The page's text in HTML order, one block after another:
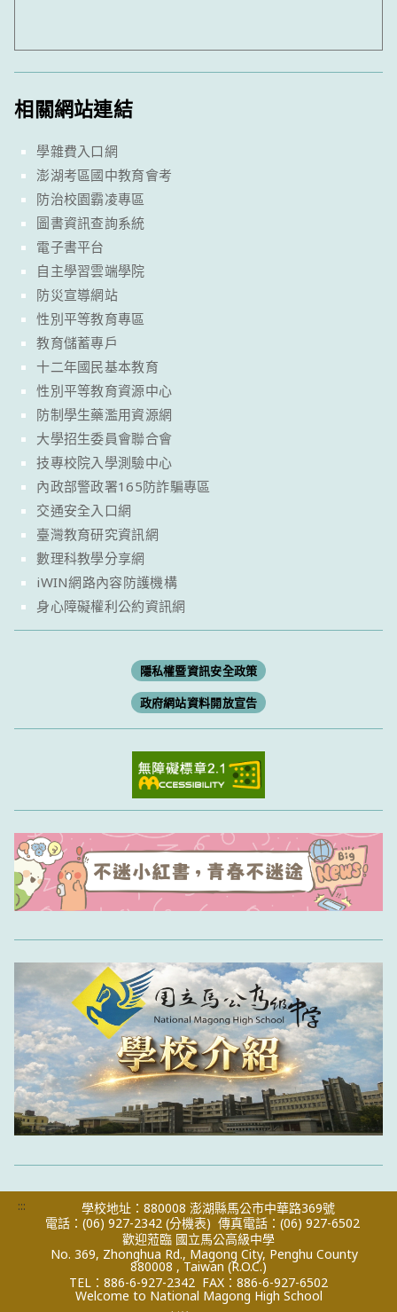
相關網站連結
學雜費入口網
澎湖考區國中教育會考
防治校園霸凌專區
圖書資訊查詢系統
電子書平台
自主學習雲端學院
防災宣導網站
性別平等教育專區
教育儲蓄專戶
十二年國民基本教育
性別平等教育資源中心
防制學生藥濫用資源網
大學招生委員會聯合會
技專校院入學測驗中心
內政部警政署165防詐騙專區
交通安全入口網
臺灣教育研究資訊網
數理科教學分享網
iWIN網路內容防護機構
身心障礙權利公約資訊網
隱私權暨資訊安全政策
政府網站資料開放宣告
:::
學校地址：880008 澎湖縣馬公市中華路369號
電話：(06) 927-2342 (分機表) 傳真電話：(06) 927-6502
歡迎蒞臨 國立馬公高級中學
No. 369, Zhonghua Rd., Magong City, Penghu County
880008 , Taiwan (R.O.C.)
TEL：886-6-927-2342 FAX：886-6-927-6502
Welcome to National Magong High School